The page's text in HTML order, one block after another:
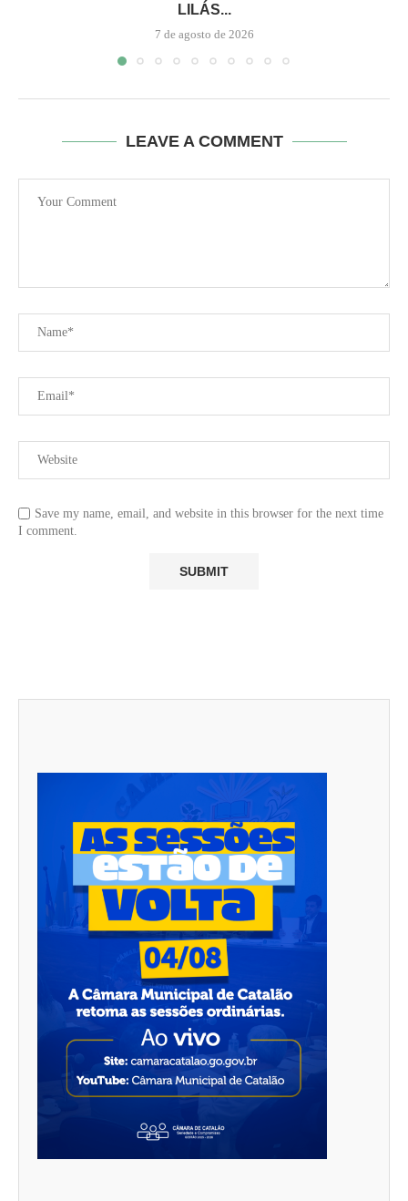
LILÁS...
7 de agosto de 2026
LEAVE A COMMENT
Save my name, email, and website in this browser for the next time
I comment.